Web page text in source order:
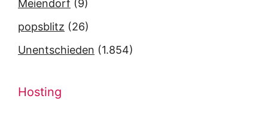
Meiendorf (9)
popsblitz (26)
Unentschieden (1.854)
Hosting